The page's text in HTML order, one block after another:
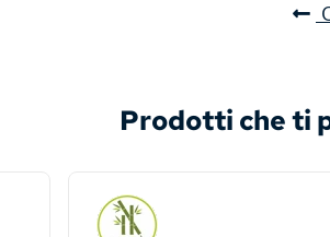
Prodotti che ti